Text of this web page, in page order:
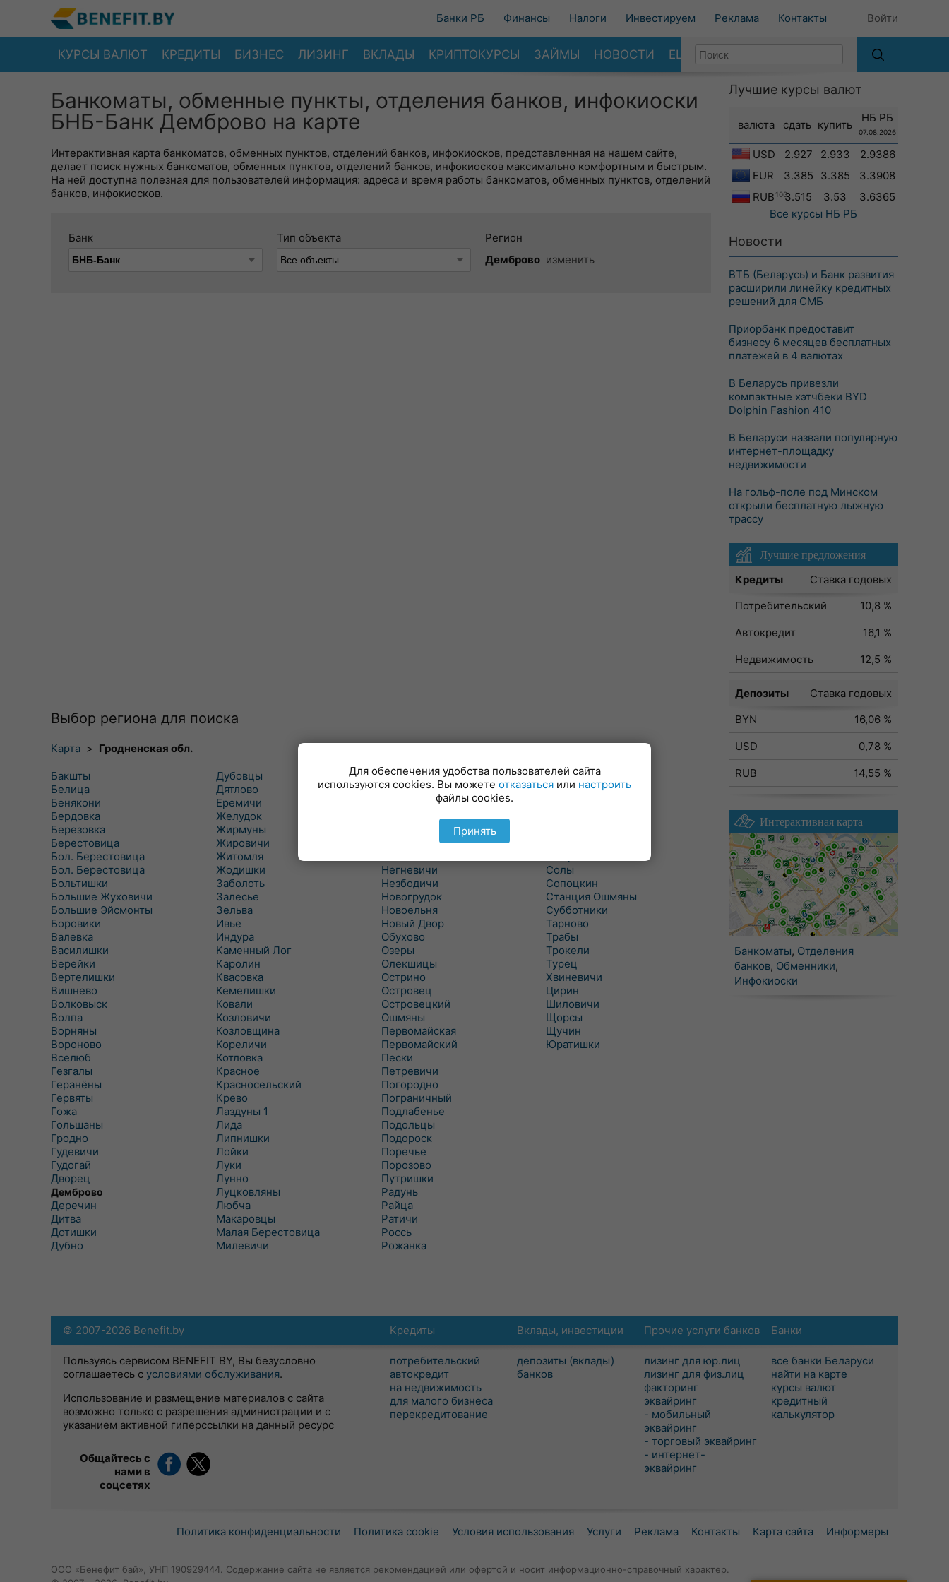
Банки РБ Финансы Налоги Инвестируем Реклама Контакты Войти
КУРСЫ ВАЛЮТ КРЕДИТЫ БИЗНЕС ЛИЗИНГ ВКЛАДЫ КРИПТОКУРСЫ ЗАЙМЫ НОВОСТИ ЕЩЕ
Банкоматы, обменные пункты, отделения банков, инфокиоски
БНБ-Банк Демброво на карте
Интерактивная карта банкоматов, обменных пунктов, отделений банков, инфокиосков, представленная на нашем сайте,
делает поиск нужных банкоматов, обменных пунктов, отделений банков, инфокиосков максимально комфортным и быстрым.
На ней доступна полезная для пользователей информация: адреса и время работы банкоматов, обменных пунктов, отделений
банков, инфокиосков.
Банк Тип объекта
Регион
Демброво изменить
Выбор региона для поиска
Карта > Гродненская обл.
Бакшты
Белица
Бенякони
Бердовка
Березовка
Берестовица
Бол. Берестовица
Бол. Берестовица
Больтишки
Большие Жуховичи
Большие Эйсмонты
Боровики
Валевка
Василишки
Верейки
Вертелишки
Вишнево
Волковыск
Волпа
Ворняны
Вороново
Вселюб
Гезгалы
Геранёны
Гервяты
Гожа
Гольшаны
Гродно
Гудевичи
Гудогай
Дворец
Демброво
Деречин
Дитва
Дотишки
Дубно
Дубовцы
Дятлово
Еремичи
Желудок
Жирмуны
Жировичи
Житомля
Жодишки
Заболоть
Залесье
Зельва
Ивье
Индура
Каменный Лог
Каролин
Квасовка
Кемелишки
Ковали
Козловичи
Козловщина
Кореличи
Котловка
Красное
Красносельский
Крево
Лаздуны 1
Лида
Липнишки
Лойки
Луки
Лунно
Луцковляны
Любча
Макаровцы
Малая Берестовица
Милевичи
Минойты
Мир
Михалишки
Можейково
Мосты Правые
Негневичи
Незбодичи
Новогрудок
Новоельня
Новый Двор
Обухово
Озеры
Олекшицы
Острино
Островец
Островецкий
Ошмяны
Первомайская
Первомайский
Пески
Петревичи
Погородно
Пограничный
Подлабенье
Подольцы
Подороск
Поречье
Порозово
Путришки
Радунь
Райца
Ратичи
Роcсь
Рожанка
Россь
Свислочь
Солы
Сопоцкин
Станция Ошмяны
Субботники
Тарново
Трабы
Трокели
Турец
Хвиневичи
Цирин
Шиловичи
Щорсы
Щучин
Юратишки
Лучшие курсы валют
валюта сдать купить
НБ РБ
07.08.2026
USD 2.927 2.933
2.9386
EUR
3.385 3.385
3.3908
RUB 1003.515 3.53
3.6365
Все курсы НБ РБ
Новости
ВТБ (Беларусь) и Банк развития
расширили линейку кредитных
решений для СМБ
Приорбанк предоставит
бизнесу 6 месяцев бесплатных
платежей в 4 валютах
В Беларусь привезли
компактные хэтчбеки BYD
Dolphin Fashion 410
В Беларуси назвали популярную
интернет-площадку
недвижимости
На гольф-поле под Минском
открыли бесплатную лыжную
трассу
Лучшие предложения
Кредиты
Ставка годовых
Потребительский
10,8 %
Автокредит
16,1 %
Недвижимость
12,5 %
Депозиты
Ставка годовых
BYN
16,06 %
USD
0,78 %
RUB
14,55 %
Интерактивная карта
Банкоматы, Отделения
банков, Обменники,
Инфокиоски
Кредиты
потребительский
автокредит
на недвижимость
для малого бизнеса
перекредитование
Вклады, инвестиции
депозиты (вклады)
банков
Прочие услуги банков
лизинг для юр.лиц
лизинг для физ.лиц
факторинг
эквайринг
- мобильный
эквайринг
- торговый эквайринг
- интернет-
эквайринг
Банки
все банки Беларуси
найти на карте
курсы валют
кредитный
калькулятор
© 2007-2026 Benefit.by
Пользуясь сервисом BENEFIT BY, Вы безусловно
соглашаетесь с условиями обслуживания.
Использование и размещение материалов с сайта
возможно только с разрешения администрации и с
указанием активной гиперссылки на данный ресурс
Общайтесь с
нами в
соцсетях
Политика конфиденциальности Политика cookie Условия использования Услуги Реклама Контакты Карта сайта Информеры
ООО «Бенефит бай», УНП 190929444. Содержание сайта не является рекомендацией или офертой и носит информационно-справочный характер.
Для обеспечения удобства пользователей сайта
используются cookies. Вы можете отказаться или настроить
файлы cookies.
Принять